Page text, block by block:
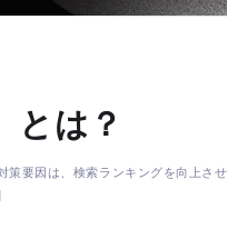
とは？
要因は、検索ランキングを向上さ